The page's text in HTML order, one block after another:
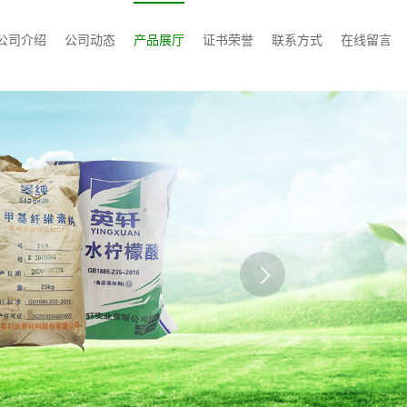
司介绍 公司动态 产品展厅 证书荣誉 联系方式 在线留言